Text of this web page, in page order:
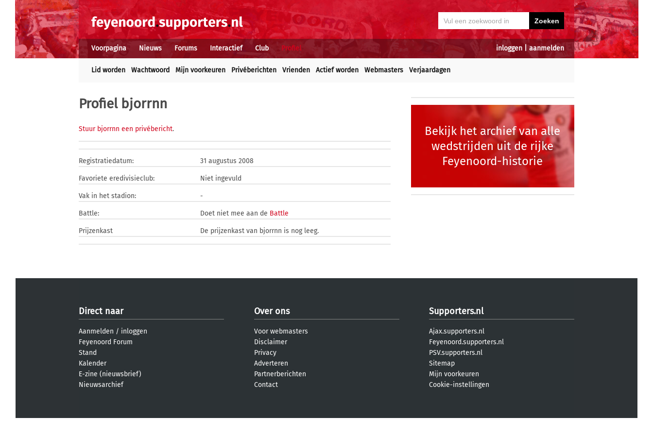
inloggen aanmelden
Voorpagina Nieuws Forums Interactief Club Profiel
Lid worden Wachtwoord Mijn voorkeuren Privéberichten Vrienden Actief worden Webmasters Verjaardagen
Profiel bjorrnn
Stuur bjorrnn een privébericht.
Registratiedatum: 31 augustus 2008
Favoriete eredivisieclub: Niet ingevuld
Vak in het stadion: -
Battle: Doet niet mee aan de Battle
Prijzenkast De prijzenkast van bjorrnn is nog leeg.
Bekijk het archief van alle
wedstrijden uit de rijke
Feyenoord-historie
Direct naar
Aanmelden / inloggen
Feyenoord Forum
Stand
Kalender
E-zine (nieuwsbrief)
Nieuwsarchief
Over ons
Voor webmasters
Disclaimer
Privacy
Adverteren
Partnerberichten
Contact
Supporters.nl
Ajax.supporters.nl
Feyenoord.supporters.nl
PSV.supporters.nl
Sitemap
Mijn voorkeuren
Cookie-instellingen